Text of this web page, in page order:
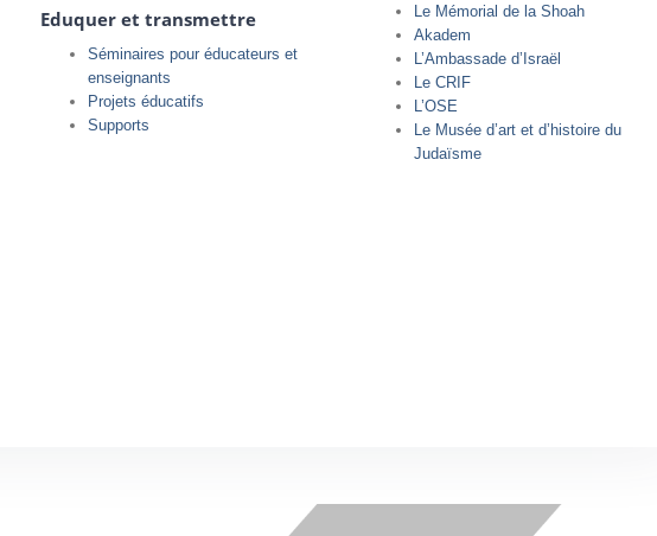
Eduquer et transmettre
Séminaires pour éducateurs et
enseignants
Projets éducatifs
Supports
Le Mémorial de la Shoah
Akadem
L’Ambassade d’Israël
Le CRIF
L’OSE
Le Musée d’art et d’histoire du
Judaïsme